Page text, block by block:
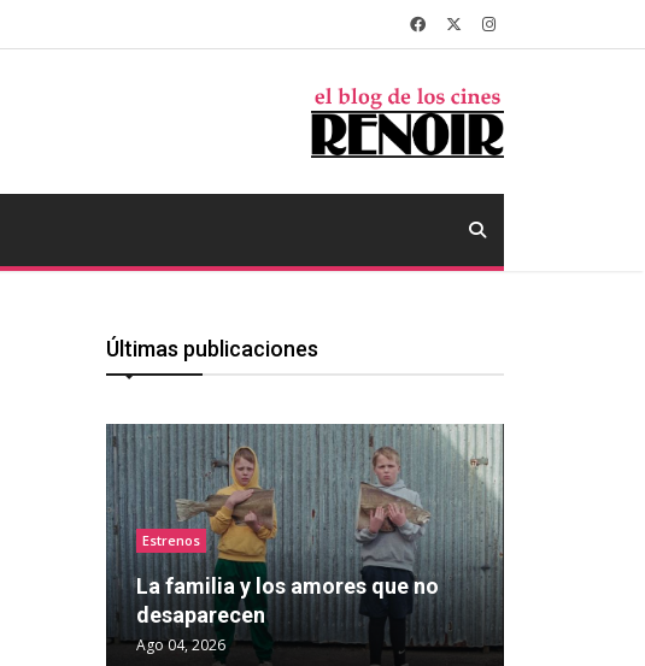
Últimas publicaciones
Estrenos
La familia y los amores que no
desaparecen
Ago 04, 2026